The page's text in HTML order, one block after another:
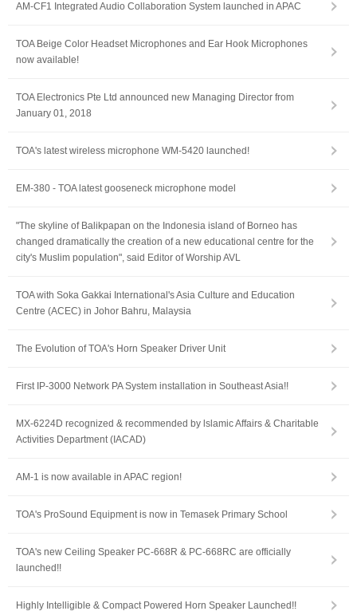
AM-CF1 Integrated Audio Collaboration System launched in APAC
TOA Beige Color Headset Microphones and Ear Hook Microphones
now available!
TOA Electronics Pte Ltd announced new Managing Director from
January 01, 2018
TOA's latest wireless microphone WM-5420 launched!
EM-380 - TOA latest gooseneck microphone model
"The skyline of Balikpapan on the Indonesia island of Borneo has
changed dramatically the creation of a new educational centre for the
city's Muslim population", said Editor of Worship AVL
TOA with Soka Gakkai International's Asia Culture and Education
Centre (ACEC) in Johor Bahru, Malaysia
The Evolution of TOA's Horn Speaker Driver Unit
First IP-3000 Network PA System installation in Southeast Asia!!
MX-6224D recognized & recommended by lslamic Affairs & Charitable
Activities Department (IACAD)
AM-1 is now available in APAC region!
TOA's ProSound Equipment is now in Temasek Primary School
TOA's new Ceiling Speaker PC-668R & PC-668RC are officially
launched!!
Highly Intelligible & Compact Powered Horn Speaker Launched!!